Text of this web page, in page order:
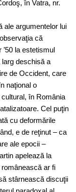
în Vatra, nr.
ale argumentelor lui
că
la estetismul
larg deschisă a
de Occident, care
naţional o
în România
Cel puţin
cu deformările
e de reţinut – ca
ale epocii –
apelează la
ar fi
stârnească discuţii